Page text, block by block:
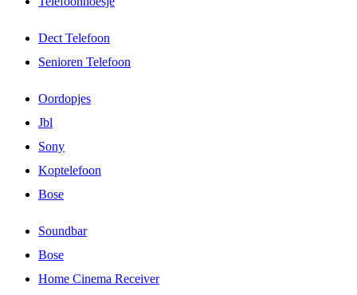
Dect Telefoon
Senioren Telefoon
Oordopjes
Jbl
Sony
Koptelefoon
Bose
Soundbar
Bose
Home Cinema Receiver